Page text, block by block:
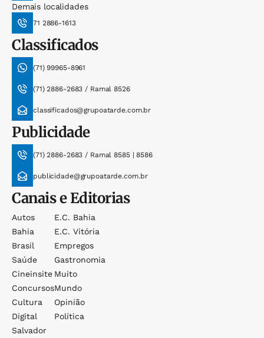
Demais localidades
71 2886-1613
Classificados
(71) 99965-8961
(71) 2886-2683 / Ramal 8526
classificados@grupoatarde.com.br
Publicidade
(71) 2886-2683 / Ramal 8585 | 8586
publicidade@grupoatarde.com.br
Canais e Editorias
Autos
Bahia
Brasil
Saúde
Cineinsite
Concursos
Cultura
Digital
Salvador
E.c. Bahia
E.c. Vitória
Empregos
Gastronomia
Muito
Mundo
Opinião
Política